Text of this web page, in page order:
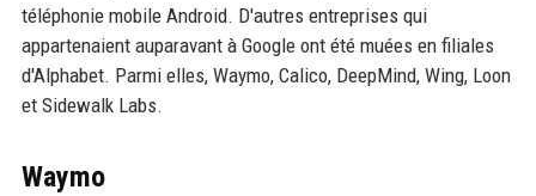
téléphonie mobile Android. D'autres entreprises qui
appartenaient auparavant à Google ont été muées en filiales
d'Alphabet. Parmi elles, Waymo, Calico, DeepMind, Wing, Loon
et Sidewalk Labs.
Waymo